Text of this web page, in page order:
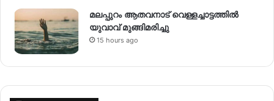
മലപ്പുറം ആതവനാട് വെള്ളച്ചാട്ടത്തില്‍
യുവാവ് മുങ്ങിമരിച്ചു
15 hours ago